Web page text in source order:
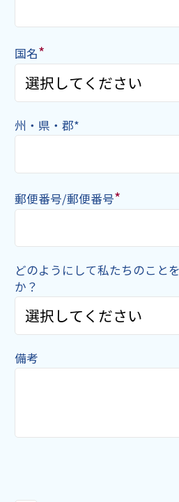
国名*
州・県・郡*
郵便番号/郵便番号*
どのようにして私たちのこと
か？
備考